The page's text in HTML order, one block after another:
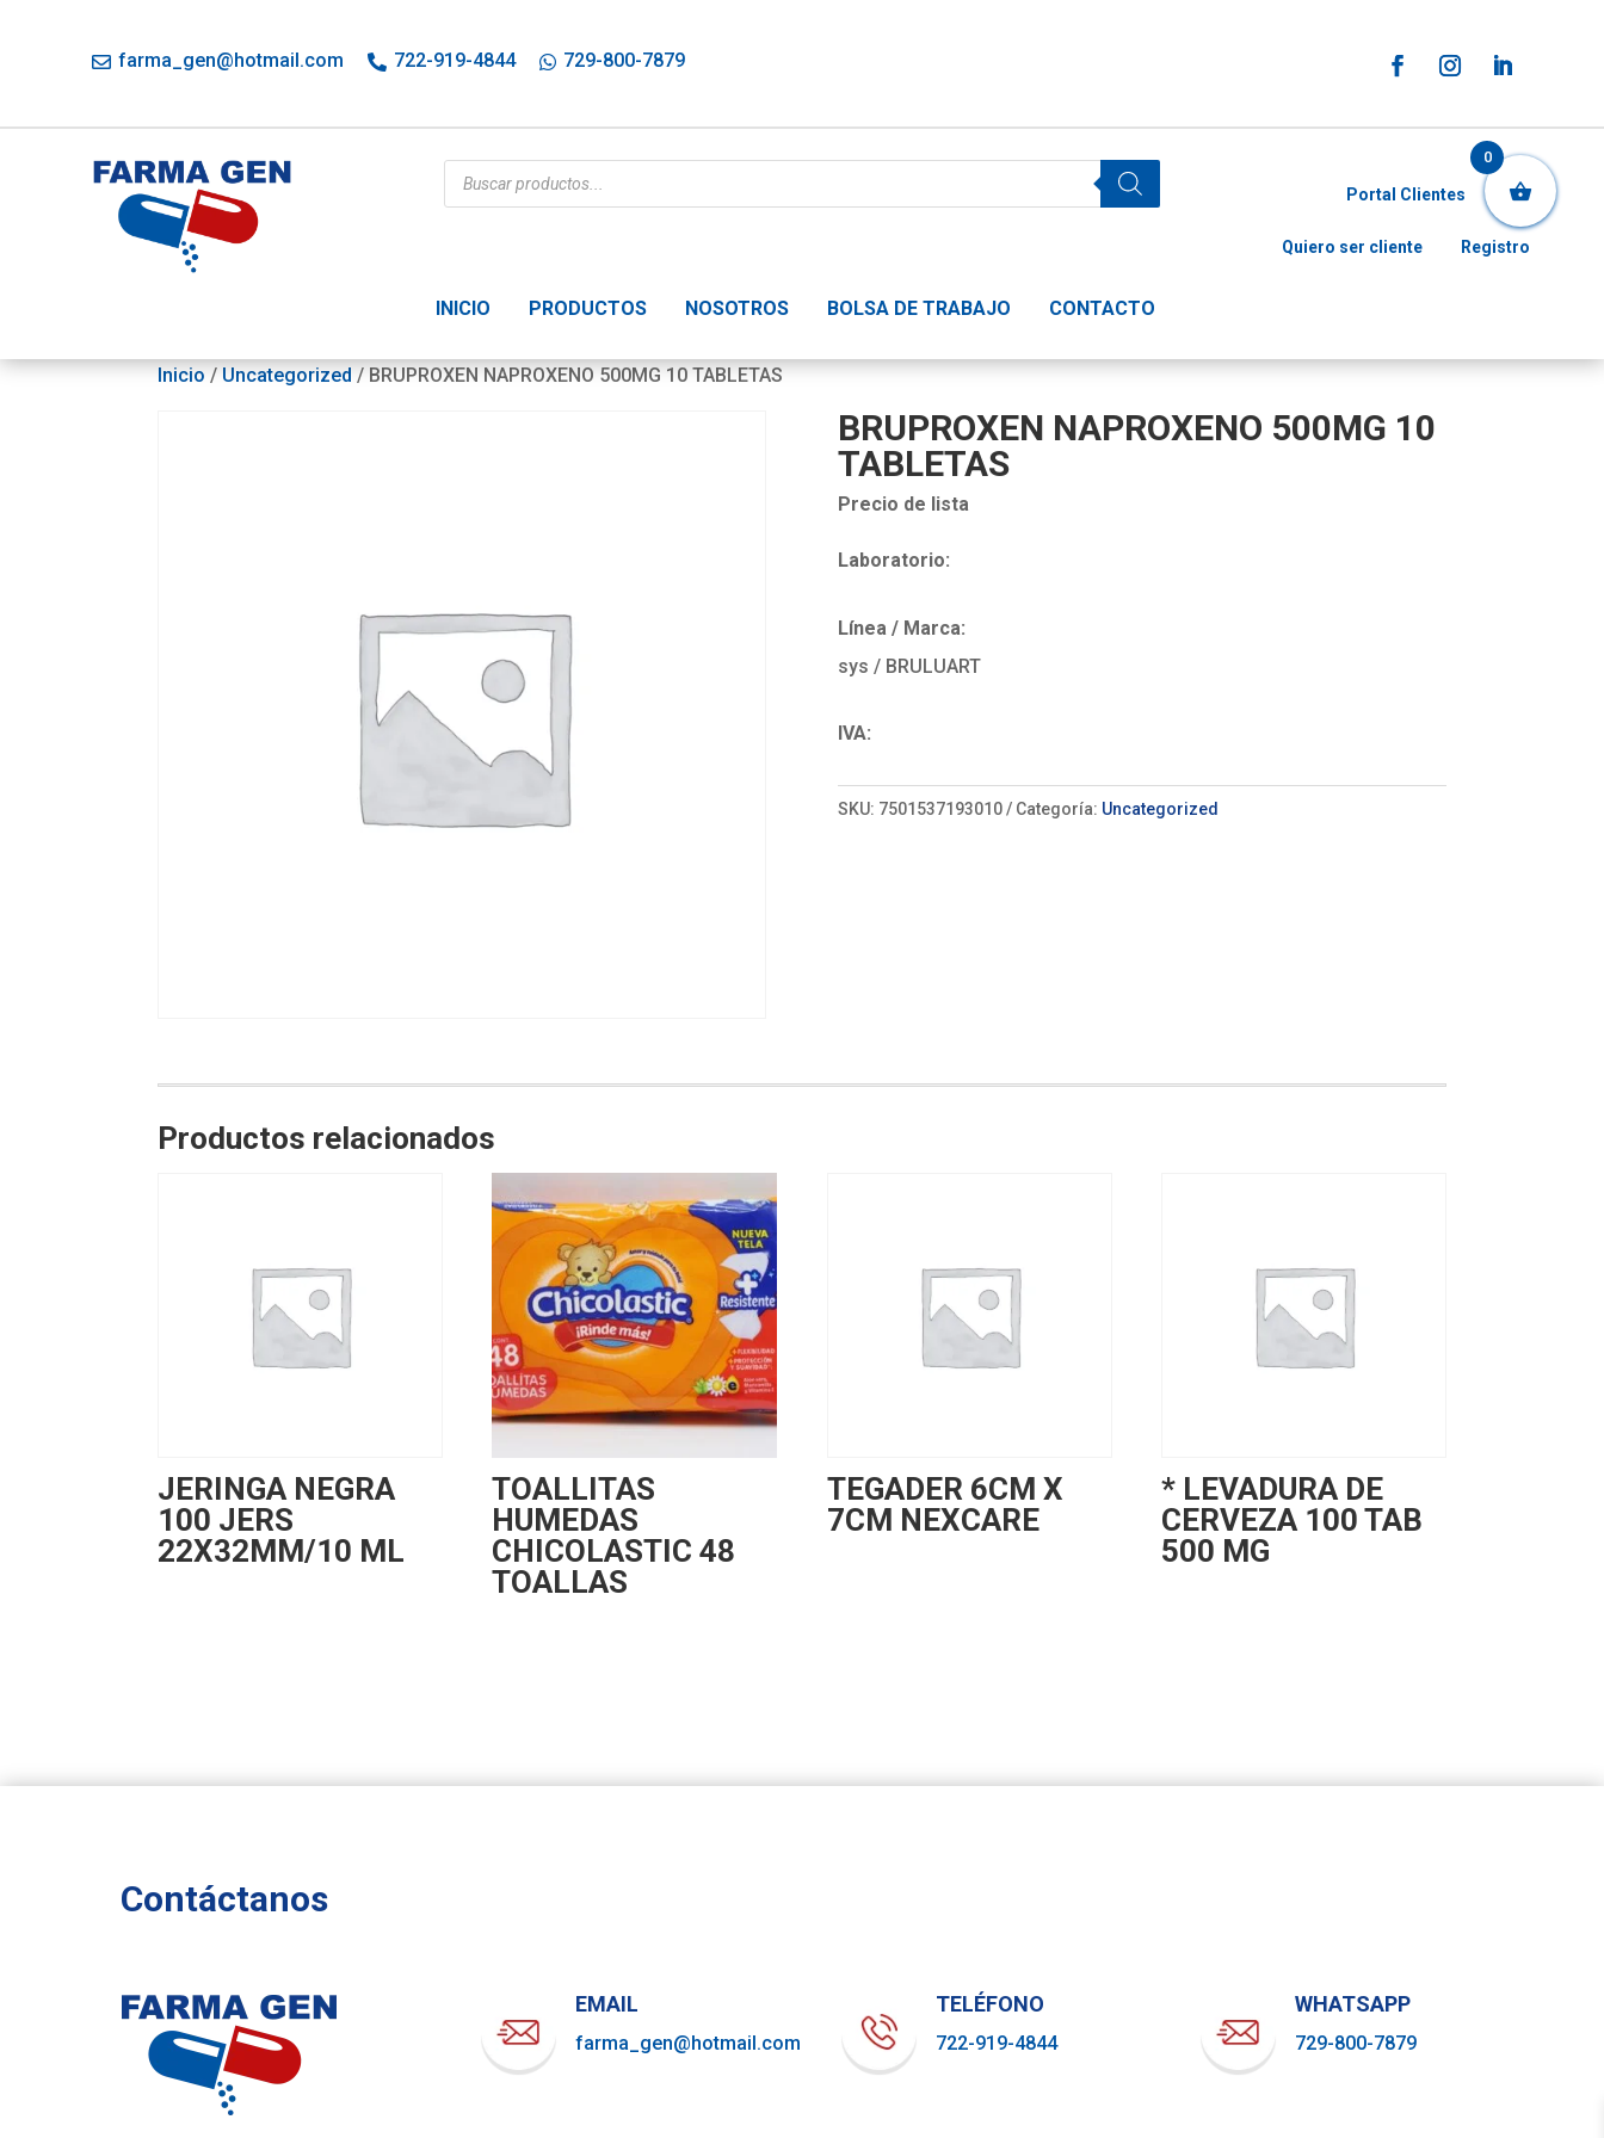
farma_gen@hotmail.com 722-919-4844 729-800-7879
Búsqueda
de
productos
INICIO PRODUCTOS NOSOTROS BOLSA DE TRABAJO CONTACTO
Portal Clientes
Quiero ser cliente Registro
Inicio / Uncategorized / BRUPROXEN NAPROXENO 500MG 10 TABLETAS
BRUPROXEN NAPROXENO 500MG 10
TABLETAS
Precio de lista
Laboratorio:
Línea / Marca:
sys / BRULUART
IVA:
SKU: 7501537193010 Categoría: Uncategorized
Productos relacionados
JERINGA NEGRA
100 JERS
22X32MM/10 ML
TOALLITAS
HUMEDAS
CHICOLASTIC 48
TOALLAS
TEGADER 6CM X
7CM NEXCARE
* LEVADURA DE
CERVEZA 100 TAB
500 MG
Contáctanos
EMAIL
farma_gen@hotmail.com
TELÉFONO
722-919-4844
WHATSAPP
729-800-7879
0